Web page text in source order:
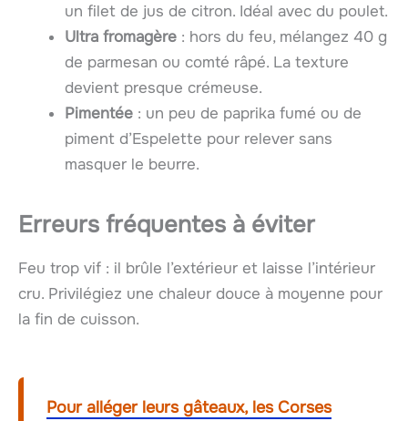
un filet de jus de citron. Idéal avec du poulet.
Ultra fromagère : hors du feu, mélangez 40 g
de parmesan ou comté râpé. La texture
devient presque crémeuse.
Pimentée : un peu de paprika fumé ou de
piment d’Espelette pour relever sans
masquer le beurre.
Erreurs fréquentes à éviter
Feu trop vif : il brûle l’extérieur et laisse l’intérieur
cru. Privilégiez une chaleur douce à moyenne pour
la fin de cuisson.
Pour alléger leurs gâteaux, les Corses